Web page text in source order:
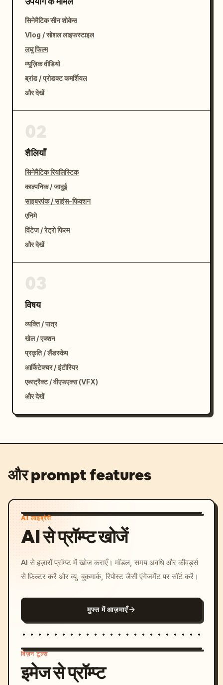
सिनेमैटिक सीन शोकेस
Vlog / सोशल लाइफस्टाइल
लघु फिल्म
म्यूज़िक वीडियो
ब्रांड / प्रोडक्ट कमर्शियल
और देखें
शैलियाँ
सिनेमैटिक रियलिस्टिक
काल्पनिक / जादुई
साइबरपंक / साइंस-फिक्शन
एनिमे
विंटेज / रेट्रो फिल्म
और देखें
विषय
व्यक्ति / पात्र
खेल / एक्शन
प्रकृति / लैंडस्केप
आर्किटेक्चर / इंटीरियर
एब्स्ट्रैक्ट / वीएफएक्स (VFX)
और देखें
और prompt features
AI लाइब्रेरी
AI से प्रॉम्प्ट खोजें
AI से हज़ारों प्रॉम्प्ट में खोज कराएँ। मॉडल, समय अवधि और कीवर्ड्स
से फ़िल्टर करें और व्यू, बुकमार्क, रिपोस्ट जैसी एंगेजमेंट पर सॉर्ट करें।
मुफ्त में आज़माएँ
विज़न टूल्स
इमेज से प्रॉम्प्ट